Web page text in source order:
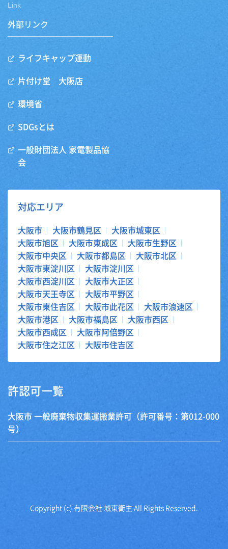
Link
外部リンク
ライフキャップ運動
片付け堂 大阪店
環境省
SDGsとは
一般財団法人 家電製品協
会
対応エリア
大阪市 大阪市鶴見区
大阪市城東区
大阪市旭区
大阪市東成区
大阪市生野区
大阪市中央区
大阪市都島区
大阪市北区
大阪市東淀川区
大阪市淀川区
大阪市西淀川区
大阪市大正区
大阪市天王寺区
大阪市平野区
大阪市東住吉区
大阪市此花区
大阪市浪速区
大阪市港区
大阪市福島区
大阪市西区
大阪市西成区
大阪市阿倍野区
大阪市住之江区
大阪市住吉区
許認可一覧
大阪市 一般廃棄物収集運搬業許可（許可番号：第012-000
号）
Copyright (c) 有限会社 城東衛生 All Rights Reserved.